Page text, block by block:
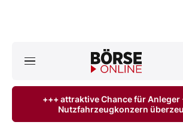
ktuelle Ausgabe BÖRSE
+++ attraktive Chance für Anleger
Nutzfahrzeugkonzern